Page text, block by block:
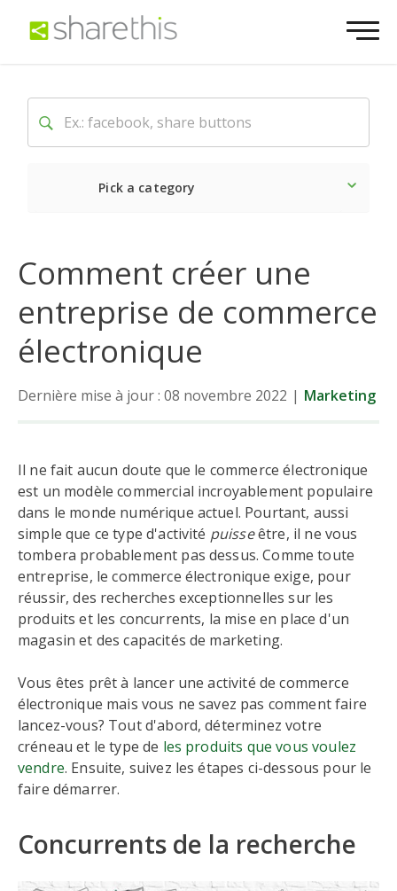
Pick a category
Comment créer une
entreprise de commerce
électronique
Dernière mise à jour : 08 novembre 2022 | Marketing
Il ne fait aucun doute que le commerce électronique
est un modèle commercial incroyablement populaire
dans le monde numérique actuel. Pourtant, aussi
simple que ce type d'activité puisseêtre, il ne vous
tombera probablement pas dessus. Comme toute
entreprise, le commerce électronique exige, pour
réussir, des recherches exceptionnelles sur les
produits et les concurrents, la mise en place d'un
magasin et des capacités de marketing.
Vous êtes prêt à lancer une activité de commerce
électronique mais vous ne savez pas comment faire
lancez-vous? Tout d'abord, déterminez votre
créneau et le type de les produits que vous voulez
vendre. Ensuite, suivez les étapes ci-dessous pour le
faire démarrer.
Concurrents de la recherche